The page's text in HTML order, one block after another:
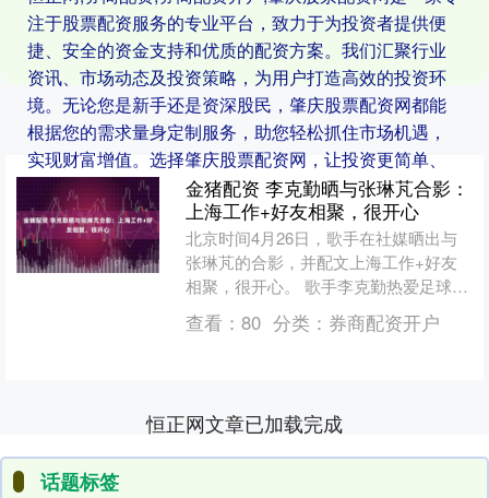
注于股票配资服务的专业平台，致力于为投资者提供便
捷、安全的资金支持和优质的配资方案。我们汇聚行业
资讯、市场动态及投资策略，为用户打造高效的投资环
境。无论您是新手还是资深股民，肇庆股票配资网都能
根据您的需求量身定制服务，助您轻松抓住市场机遇，
实现财富增值。选择肇庆股票配资网，让投资更简单、
更高效！
金猪配资 李克勤晒与张琳芃合影：
上海工作+好友相聚，很开心
北京时间4月26日，歌手在社媒晒出与
张琳芃的合影，并配文上海工作+好友
相聚，很开心。 歌手李克勤热爱足球、
关注中超，十分欣赏球员，二人由此结
下深厚友谊。2019....
查看： 80 分类： 券商配资开户
恒正网文章已加载完成
话题标签